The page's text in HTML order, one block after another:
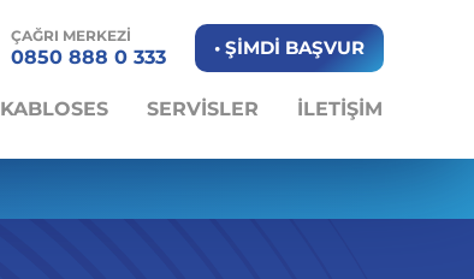
ÇAĞRI MERKEZİ
0850 888 0 333 • ŞİMDİ BAŞVUR
KABLOSES SERVİSLER İLETİŞİM